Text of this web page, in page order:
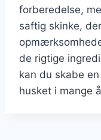
forberedelse,
saftig skinke,
de rigtige
kan du skabe
husket i mange